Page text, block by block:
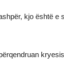
kjo është e